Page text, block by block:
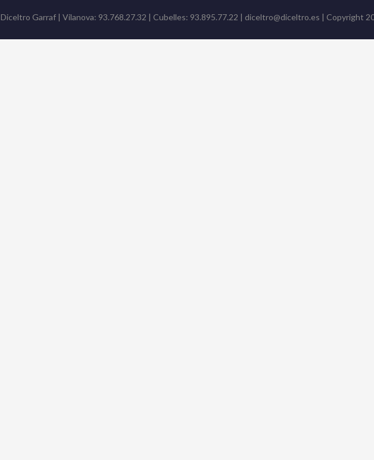
Diceltro Garraf | Vilanova: 93.768.27.32 | Cubelles: 93.895.77.22 | diceltro@diceltro.es | Copyright